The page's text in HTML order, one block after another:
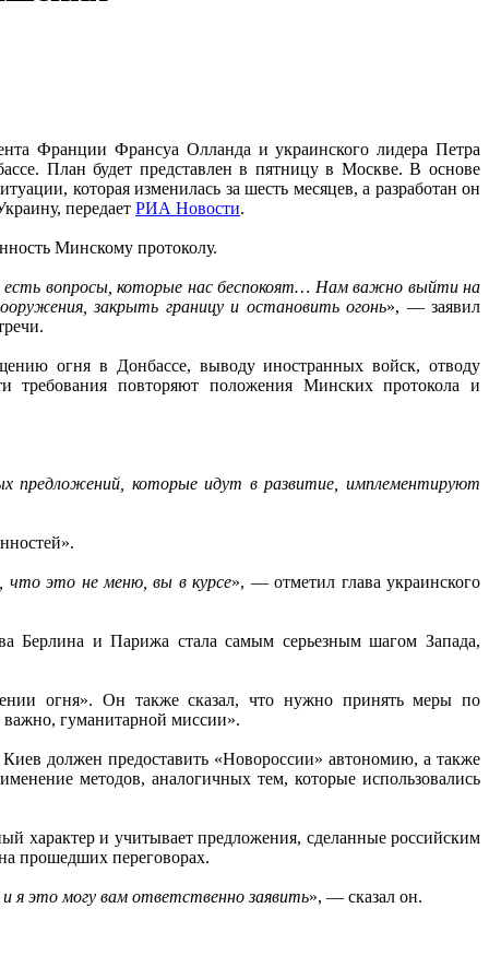
Франции Франсуа Олланда и украинского лидера Петра
План будет представлен в пятницу в Москве. В основе
которая изменилась за шесть месяцев, а разработан он
передает РИА Новости.
Минскому протоколу.
вопросы, которые нас беспокоят… Нам важно выйти на
закрыть границу и остановить огонь», — заявил
огня в Донбассе, выводу иностранных войск, отводу
повторяют положения Минских протокола и
предложений, которые идут в развитие, имплементируют
что это не меню, вы в курсе», — отметил глава украинского
Берлина и Парижа стала самым серьезным шагом Запада,
огня». Он также сказал, что нужно принять меры по
гуманитарной миссии».
должен предоставить «Новороссии» автономию, а также
методов, аналогичных тем, которые использовались
характер и учитывает предложения, сделанные российским
прошедших переговорах.
я это могу вам ответственно заявить», — сказал он.